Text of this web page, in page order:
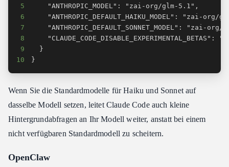
5
6
7
8
9
10
}
Wenn Sie die Standardmodelle für Haiku und Sonnet auf
dasselbe Modell setzen, leitet Claude Code auch kleine
Hintergrundabfragen an Ihr Modell weiter, anstatt bei einem
nicht verfügbaren Standardmodell zu scheitern.
OpenClaw